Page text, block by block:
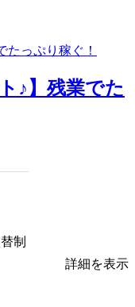
♪】残業でた
制
詳細を表示